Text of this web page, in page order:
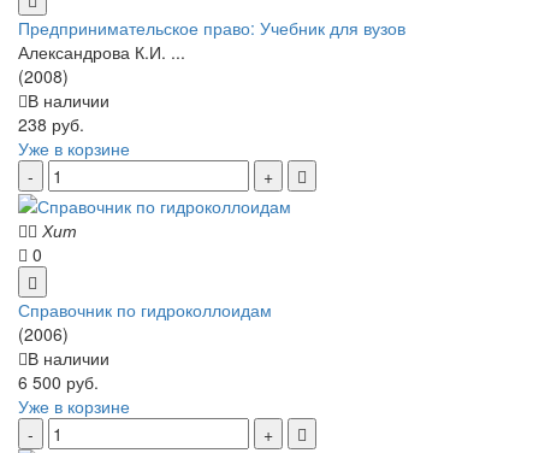
Предпринимательское право: Учебник для вузов
Александрова К.И. ...
(2008)
В наличии
238 руб.
Уже в корзине
Хит
0
Справочник по гидроколлоидам
(2006)
В наличии
6 500 руб.
Уже в корзине